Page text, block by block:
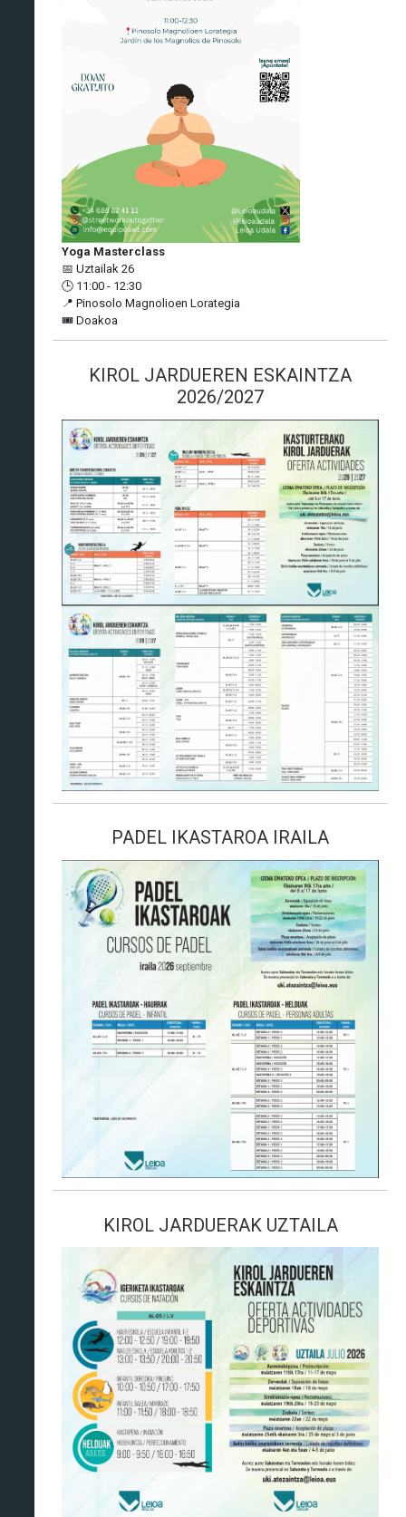
Yoga Masterclass
📅 Uztailak 26
🕒 11:00 - 12:30
📍 Pinosolo Magnolioen Lorategia
🎟️ Doakoa
KIROL JARDUEREN ESKAINTZA
2026/2027
PADEL IKASTAROA IRAILA
KIROL JARDUERAK UZTAILA